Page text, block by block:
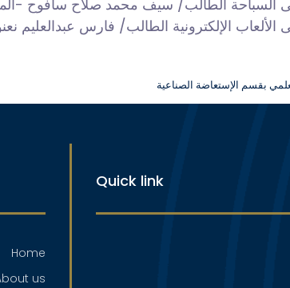
السباحة الطالب/ سيف محمد صلاح سافوح -
الألعاب الإلكترونية الطالب/ فارس عبدالعليم
بقسم الإستعاضة الصناعية
Home
us
Quick link